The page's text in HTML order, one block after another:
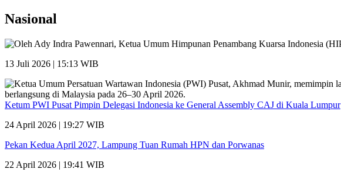
Nasional
13 Juli 2026 | 15:13 WIB
Ketum PWI Pusat Pimpin Delegasi Indonesia ke General Assembly CAJ di Kuala Lumpur
24 April 2026 | 19:27 WIB
Pekan Kedua April 2027, Lampung Tuan Rumah HPN dan Porwanas
22 April 2026 | 19:41 WIB